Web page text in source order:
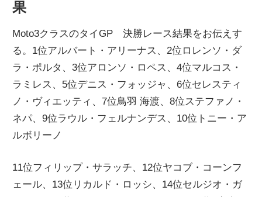
イ
ク
ニ
ー
果
Moto3クラスのタイGP 決勝レース結果をお伝えす
る。1位アルバート・アリーナス、2位ロレンソ・ダ
ラ・ポルタ、3位アロンソ・ロペス、4位マルコス・
ラミレス、5位デニス・フォッジャ、6位セレスティ
ノ・ヴィエッティ、7位鳥羽 海渡、8位ステファノ・
ネパ、9位ラウル・フェルナンデス、10位トニー・ア
ルボリーノ
11位フィリップ・サラッチ、12位ヤコブ・コーンフ
ェール、13位リカルド・ロッシ、14位セルジオ・ガ